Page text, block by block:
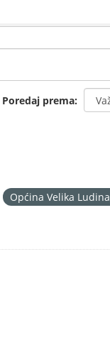
Poredaj prema
Općina Velika Ludina